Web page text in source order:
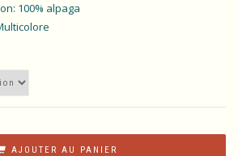
100% alpaga
AJOUTER AU PANIER